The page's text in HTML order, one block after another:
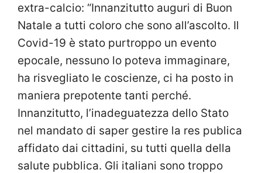
extra-calcio: “Innanzitutto auguri di Buon
Natale a tutti coloro che sono all’ascolto. Il
Covid-19 è stato purtroppo un evento
epocale, nessuno lo poteva immaginare,
ha risvegliato le coscienze, ci ha posto in
maniera prepotente tanti perché.
Innanzitutto, l’inadeguatezza dello Stato
nel mandato di saper gestire la res publica
affidato dai cittadini, su tutti quella della
salute pubblica. Gli italiani sono troppo